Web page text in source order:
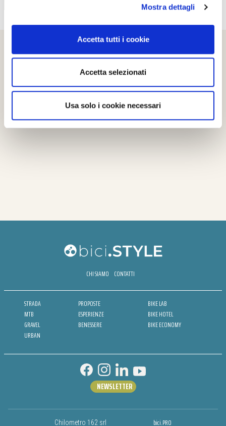
Mostra dettagli
Accetta tutti i cookie
Accetta selezionati
Usa solo i cookie necessari
CHI SIAMO CONTATTI
STRADA
MTB
GRAVEL
URBAN
PROPOSTE
ESPERIENZE
BENESSERE
BIKE LAB
BIKE HOTEL
BIKE ECONOMY
Chilometro 162 srl bici.PRO
NEWSLETTER